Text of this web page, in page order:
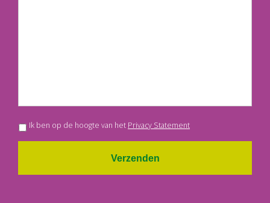
Ik ben op de hoogte van het Privacy Statement
Verzenden